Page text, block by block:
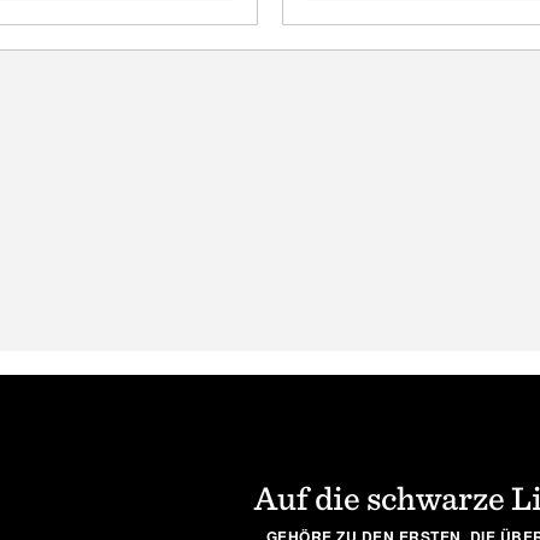
Konkurrenten, so dass
Auf die schwarze